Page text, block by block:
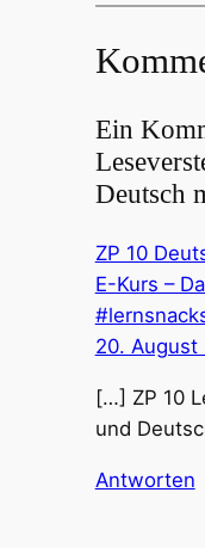
Ein
Deutsch
ZP 10
E-Kurs –
20. August
[…] ZP 10
und
Antworten